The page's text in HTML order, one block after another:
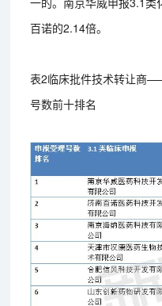
百诺的2.14倍。
表2临床批件技术转让商
号数前十排名